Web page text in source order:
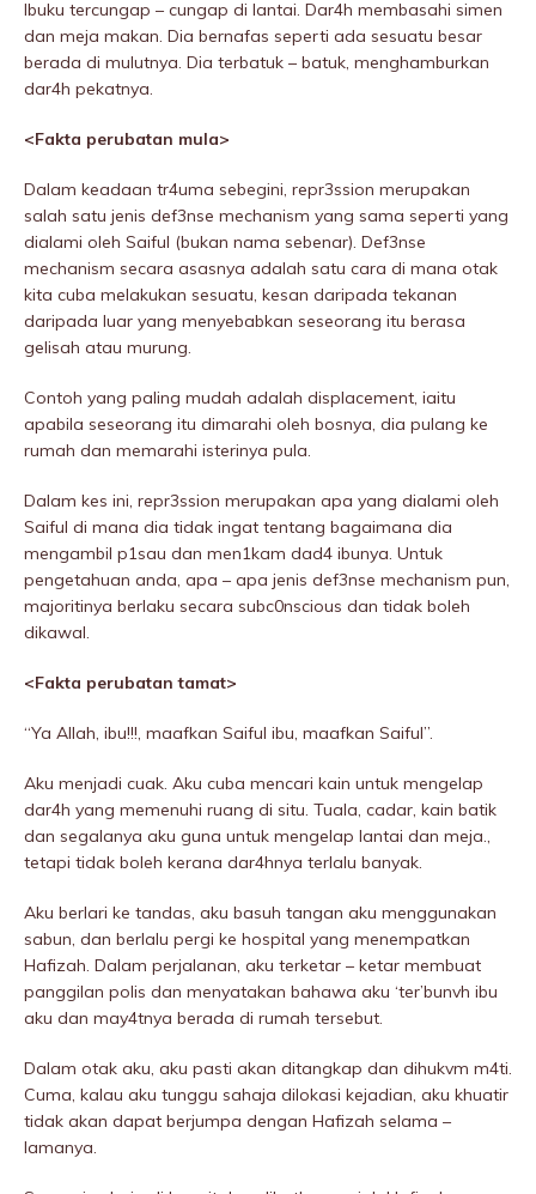
Ibuku tercungap – cungap di lantai. Dar4h membasahi simen
dan meja makan. Dia bernafas seperti ada sesuatu besar
berada di mulutnya. Dia terbatuk – batuk, menghamburkan
dar4h pekatnya.
<Fakta perubatan mula>
Dalam keadaan tr4uma sebegini, repr3ssion merupakan
salah satu jenis def3nse mechanism yang sama seperti yang
dialami oleh Saiful (bukan nama sebenar). Def3nse
mechanism secara asasnya adalah satu cara di mana otak
kita cuba melakukan sesuatu, kesan daripada tekanan
daripada luar yang menyebabkan seseorang itu berasa
gelisah atau murung.
Contoh yang paling mudah adalah displacement, iaitu
apabila seseorang itu dimarahi oleh bosnya, dia pulang ke
rumah dan memarahi isterinya pula.
Dalam kes ini, repr3ssion merupakan apa yang diaIami oleh
Saiful di mana dia tidak ingat tentang bagaimana dia
mengambil p1sau dan men1kam dad4 ibunya. Untuk
pengetahuan anda, apa – apa jenis def3nse mechanism pun,
majoritinya berlaku secara subc0nscious dan tidak boleh
dikawal.
<Fakta perubatan tamat>
“Ya Allah, ibu!!!, maafkan Saiful ibu, maafkan Saiful”.
Aku menjadi cuak. Aku cuba mencari kain untuk mengelap
dar4h yang memenuhi ruang di situ. Tuala, cadar, kain batik
dan segalanya aku guna untuk mengelap lantai dan meja.,
tetapi tidak boleh kerana dar4hnya terlalu banyak.
Aku berlari ke tandas, aku basuh tangan aku menggunakan
sabun, dan berlalu pergi ke hospitaI yang menempatkan
Hafizah. Dalam perjalanan, aku terketar – ketar membuat
panggiIan polis dan menyatakan bahawa aku ‘ter’bunvh ibu
aku dan may4tnya berada di rumah tersebut.
Dalam otak aku, aku pasti akan ditangkap dan dihukvm m4ti.
Cuma, kalau aku tunggu sahaja dilokasi kejadian, aku khuatir
tidak akan dapat berjumpa dengan Hafizah selama –
lamanya.